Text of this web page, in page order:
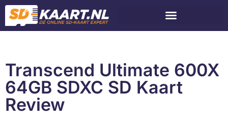
Transcend Ultimate 600X
64GB SDXC SD Kaart
Review